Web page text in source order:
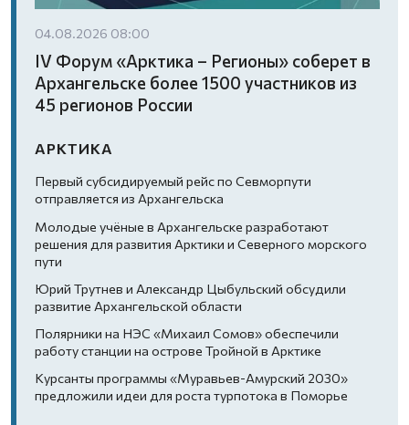
04.08.2026 08:00
IV Форум «Арктика – Регионы» соберет в
Архангельске более 1500 участников из
45 регионов России
АРКТИКА
Первый субсидируемый рейс по Севморпути
отправляется из Архангельска
Молодые учёные в Архангельске разработают
решения для развития Арктики и Северного морского
пути
Юрий Трутнев и Александр Цыбульский обсудили
развитие Архангельской области
Полярники на НЭС «Михаил Сомов» обеспечили
работу станции на острове Тройной в Арктике
Курсанты программы «Муравьев-Амурский 2030»
предложили идеи для роста турпотока в Поморье